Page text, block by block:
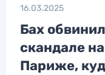
16.03.2025
Бах
скандале
Париже,